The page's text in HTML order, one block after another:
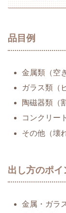
品目例
金属類（空
ガラス類（
陶磁器類（
コンクリー
その他（壊
出し方のポイ
金属・ガラ